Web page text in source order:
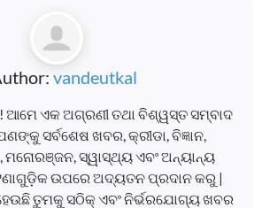
vandeutkal
ଏକ ଅଗ୍ରଣୀ ତଥା ବିଶ୍ୱସ୍ତ ସମ୍ବାଦ
ସର୍ବଶେଷ ଖବର, କ୍ରୀଡା, ବିଜ୍ଞାନ,
ସ୍ୱାସ୍ଥ୍ୟ ଏବଂ ଅନ୍ୟାନ୍ୟ
ଉପରେ ଅଦ୍ୟତନ ପ୍ରଦାନ କରୁ |
ତୁମକୁ ସଠିକ୍ ଏବଂ ନିର୍ଭରଯୋଗ୍ୟ ଖବର